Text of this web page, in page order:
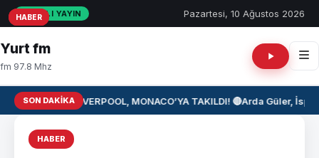
CANLI YAYIN Pazartesi, 10 Ağustos 2026
Yurt fm
fm 97.8 Mhz
SON DAKIKA⚽ LIVERPOOL, MONACO’YA TAKILDI! 🔴Arda Güler,
HABER
HABER
HABER
HABER